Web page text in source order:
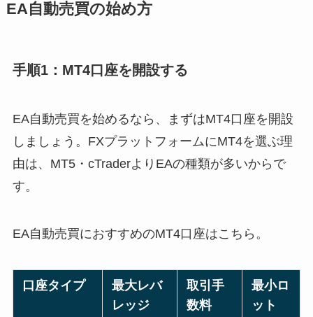
EA自動売買の始め方
手順1：MT4口座を開設する
EA自動売買を始めるなら、まずはMT4口座を開設
しましょう。FXプラットフォームにMT4を選ぶ理
由は、MT5・cTraderよりEAの種類が多いからで
す。
EA自動売買におすすめのMT4口座はこちら。
口座タイプ
最大レバ
レッジ
取引手
数料
最小ロ
ット